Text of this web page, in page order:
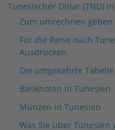
Tunesischer Dinar (TND)
Zum umrechnen
Für die Reise nach
Ausdrucken
Die umgekehrte
Banknoten in Tunesien
Münzen in Tunesien
Was Sie über Tunesien